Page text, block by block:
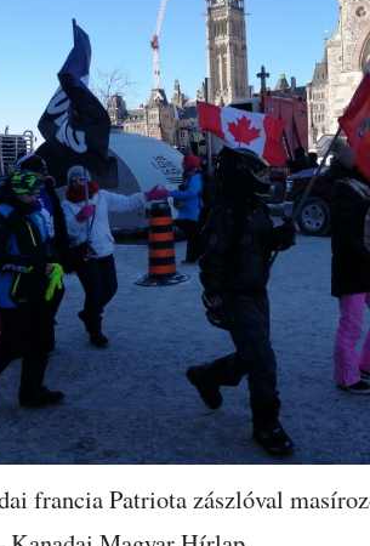
francia Patriota zászlóval